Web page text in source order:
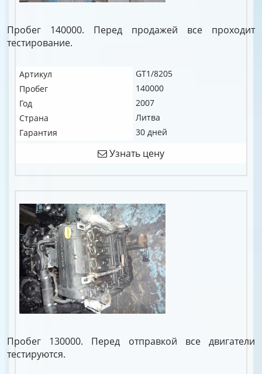
Пробег 140000. Перед продажей все проходит
тестирование.
Артикул
GT1/8205
Пробег
140000
Год
2007
Страна
Литва
Гарантия
30 дней
Узнать цену
Пробег 130000. Перед отправкой все двигатели
тестируются.